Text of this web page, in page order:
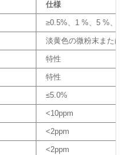
仕様
≥0.5%、1 %、5 %、
淡黄色の微粉末または
特性
特性
≤5.0%
<10ppm
<2ppm
<2ppm